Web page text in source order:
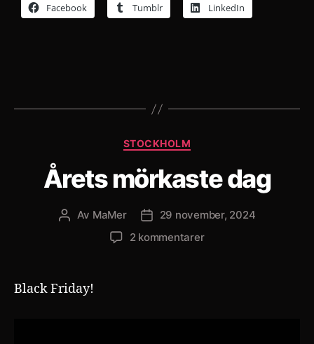
Facebook Tumblr LinkedIn
Kategorier
STOCKHOLM
Årets mörkaste dag
Inläggsförfattare
Av MaMer Inläggsdatum
29 november, 2024
2 kommentarertill
Black Friday!